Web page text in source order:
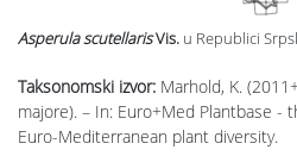
Taksonomski izvor: Marhold, K.
majore). – In: Euro+Med Plantbase
Euro-Mediterranean plant diversity.
Asperula scutellarisVis. u Republici